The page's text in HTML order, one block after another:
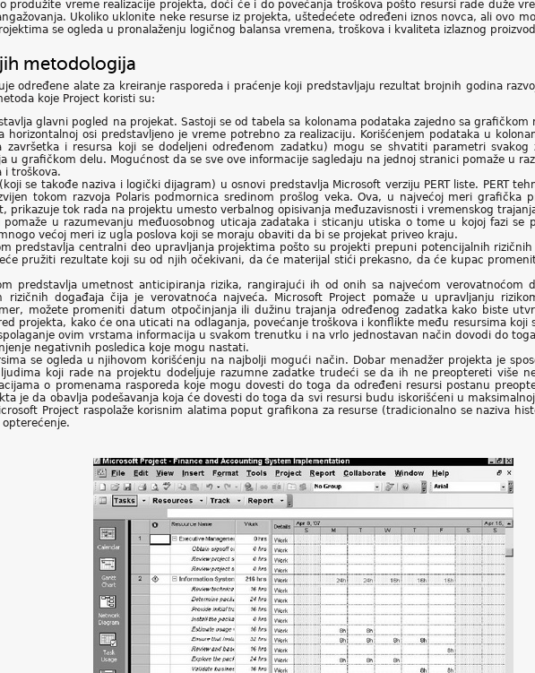
produžite vreme realizacije projekta, doći će i do povećanja troškova pošto resursi rade duže
Ukoliko uklonite neke resurse iz projekta, uštedećete određeni iznos novca, ali ovo
se ogleda u pronalaženju logičnog balansa vremena, troškova i kvaliteta izlaznog
metodologija
određene alate za kreiranje rasporeda i praćenje koji predstavljaju rezultat brojnih godina
koje Project koristi su:
glavni pogled na projekat. Sastoji se od tabela sa kolonama podataka zajedno sa
horizontalnoj osi predstavljeno je vreme potrebno za realizaciju. Korišćenjem podataka u
završetka i resursa koji se dodeljeni određenom zadatku) mogu se shvatiti parametri
u grafičkom delu. Mogućnost da se sve ove informacije sagledaju na jednoj stranici pomaže u
i troškova.
se takođe naziva i logički dijagram) u osnovi predstavlja Microsoft verziju PERT liste. PERT
tokom razvoja Polaris podmornica sredinom prošlog veka. Ova, u najvećoj meri grafička
prikazuje tok rada na projektu umesto verbalnog opisivanja međuzavisnosti i vremenskog
pomaže u razumevanju međuosobnog uticaja zadataka i sticanju utiska o tome u kojoj fazi se
većoj meri iz ugla poslova koji se moraju obaviti da bi se projekat priveo kraju.
predstavlja centralni deo upravljanja projektima pošto su projekti prepuni potencijalnih
pružiti rezultate koji su od njih očekivani, da će materijal stići prekasno, da će kupac
predstavlja umetnost anticipiranja rizika, rangirajući ih od onih sa najvećom verovatnoćom
rizičnih događaja čija je verovatnoća najveća. Microsoft Project pomaže u upravljanju
možete promeniti datum otpočinjanja ili dužinu trajanja određenog zadatka kako biste
projekta, kako će ona uticati na odlaganja, povećanje troškova i konflikte među resursima koji
ovim vrstama informacija u svakom trenutku i na vrlo jednostavan način dovodi do
negativnih posledica koje mogu nastati.
se ogleda u njihovom korišćenju na najbolji mogući način. Dobar menadžer projekta je
ljudima koji rade na projektu dodeljuje razumne zadatke trudeći se da ih ne preoptereti više
o promenama rasporeda koje mogu dovesti do toga da određeni resursi postanu
je da obavlja podešavanja koja će dovesti do toga da svi resursi budu iskorišćeni u
Project raspolaže korisnim alatima poput grafikona za resurse (tradicionalno se naziva